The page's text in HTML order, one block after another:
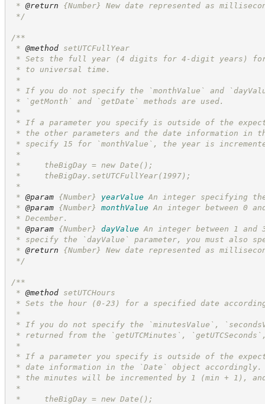
* @return {Number}
New date represented as
*/
/**
* @method setUTCFullYear
* Sets the full year (4 digits for 4-digit years) for
* to universal time.
*
* If you do not specify the `monthValue` and
* `getMonth` and `getDate` methods are used.
*
* If a parameter you specify is outside of the
* the other parameters and the date information in
* specify 15 for `monthValue`, the year is
*
*     theBigDay = new Date();
*     theBigDay.setUTCFullYear(1997);
*
* @param {Number} yearValue An integer specifying
* @param {Number} monthValue An integer between 0
* December.
* @param {Number} dayValue An integer between 1
* specify the `dayValue` parameter, you must also
* @return {Number}
New date represented as
*/
/**
* @method setUTCHours
* Sets the hour (0-23) for a specified date
*
* If you do not specify the `minutesValue`,
* returned from the `getUTCMinutes`,
*
* If a parameter you specify is outside of the
* date information in the `Date` object accordingly.
* the minutes will be incremented by 1 (min + 1),
*
*     theBigDay = new Date();